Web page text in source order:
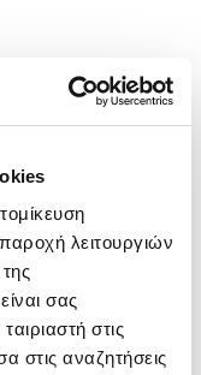
λειτουργιών
σας
στις
στις αναζητήσεις